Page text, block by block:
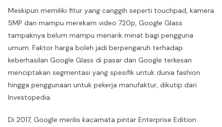
Meskipun memiliki fitur yang canggih seperti touchpad, kamera
5MP dan mampu merekam video 720p, Google Glass
tampaknya belum mampu menarik minat bagi pengguna
umum. Faktor harga boleh jadi berpengaruh terhadap
keberhasilan Google Glass di pasar dan Google terkesan
menciptakan segmentasi yang spesifik untuk dunia fashion
hingga penggunaan untuk pekerja manufaktur, dikutip dari
Investopedia.
Di 2017, Google merilis kacamata pintar Enterprise Edition